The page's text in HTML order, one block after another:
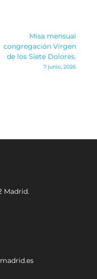
Misa mensual
congregación Virgen
de los Siete Dolores.
7 junio, 2026
Madrid.